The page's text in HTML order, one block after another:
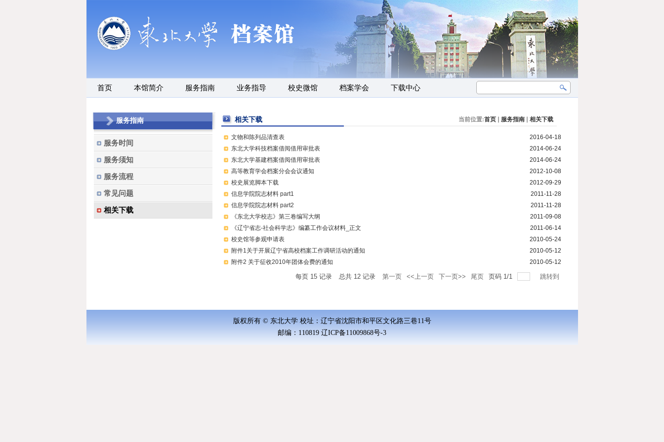
首页 本馆简介 服务指南 业务指导 校史微馆 档案学会 下载中心
服务指南
服务时间
服务须知
服务流程
常见问题
相关下载
相关下载 当前位置:首页 服务指南 相关下载
文物和陈列品清查表
2016-04-18
东北大学科技档案借阅借用审批表
2014-06-24
东北大学基建档案借阅借用审批表
2014-06-24
高等教育学会档案分会会议通知
2012-10-08
校史展览脚本下载
2012-09-29
信息学院院志材料 part1
2011-11-28
信息学院院志材料 part2
2011-11-28
《东北大学校志》第三卷编写大纲
2011-09-08
《辽宁省志-社会科学志》编纂工作会议材料_正文
2011-06-14
校史馆等参观申请表
2010-05-24
附件1关于开展辽宁省高校档案工作调研活动的通知
2010-05-12
附件2 关于征收2010年团体会费的通知
2010-05-12
每页 15记录 总共 12记录 第一页 <<上一页 下一页>> 尾页 页码 1/1 跳转到
版权所有 © 东北大学 校址：辽宁省沈阳市和平区文化路三巷11号
邮编：110819 辽ICP备11009868号-3